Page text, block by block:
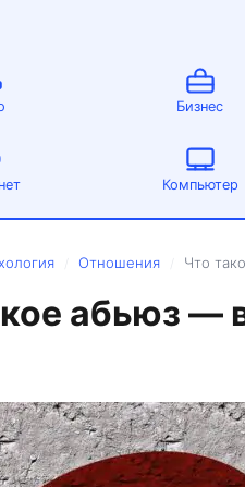
Бизнес
Компьютер
Отношения Что
абьюз —